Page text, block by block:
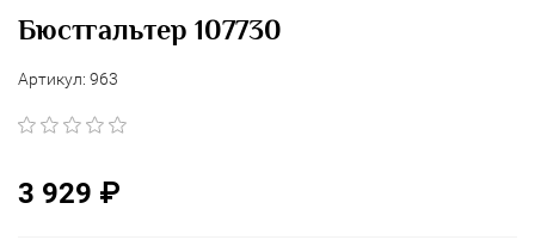
Бюстгальтер 107730
Артикул: 963
3 929 ₽